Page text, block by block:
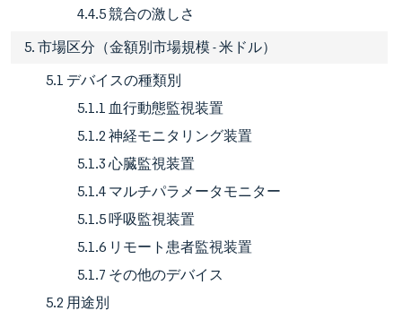
4.4.5 競合の激しさ
5. 市場区分（金額別市場規模 - 米ドル）
5.1 デバイスの種類別
5.1.1 血行動態監視装置
5.1.2 神経モニタリング装置
5.1.3 心臓監視装置
5.1.4 マルチパラメータモニター
5.1.5 呼吸監視装置
5.1.6 リモート患者監視装置
5.1.7 その他のデバイス
5.2 用途別